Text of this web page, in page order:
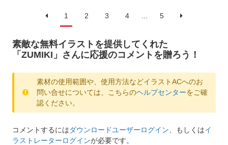
1 2 3 4 5
素敵な無料イラストを提供してくれた
「ZUMIKI」さんに応援のコメントを贈ろう！
素材の使用範囲や、使用方法などイラストACへのお
問い合せについては、こちらのヘルプセンターをご確
認ください。
コメントするにはダウンロードユーザーログイン 、もしくはイ
ラストレーターログインが必要です。